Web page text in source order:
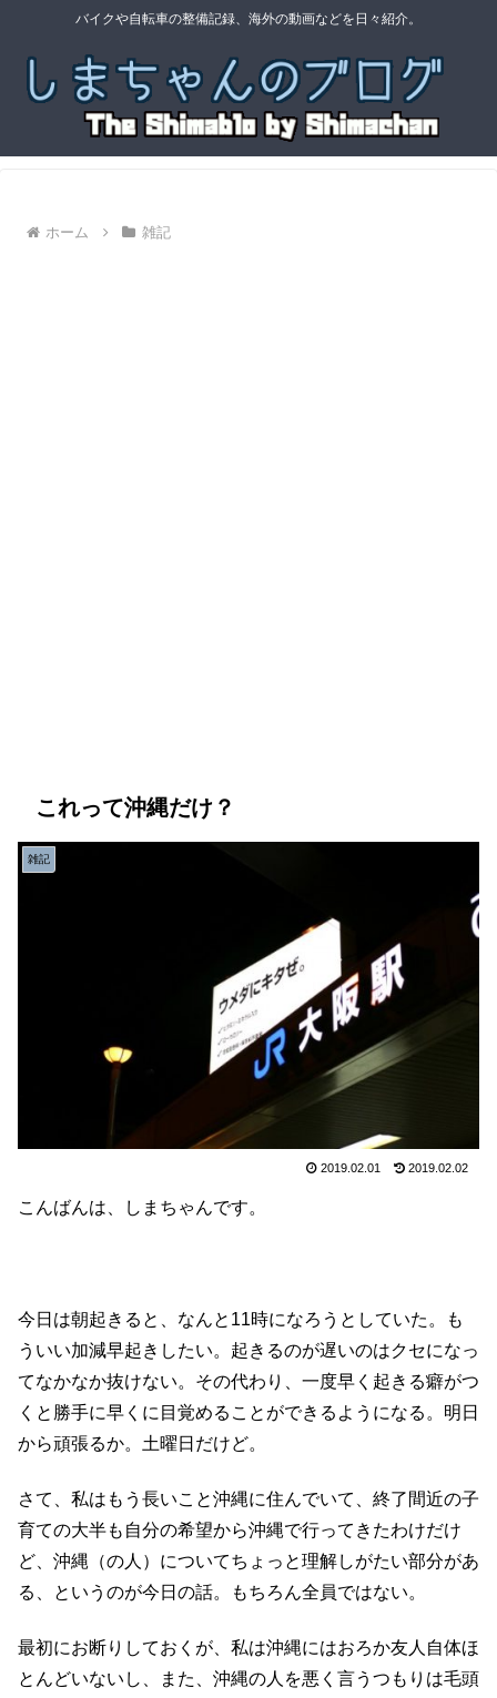
バイクや自転車の整備記録、海外の動画などを日々紹介。
ホーム 雑記
これって沖縄だけ？
雑記
2019.02.01 2019.02.02
こんばんは、しまちゃんです。
今日は朝起きると、なんと11時になろうとしていた。も
ういい加減早起きしたい。起きるのが遅いのはクセになっ
てなかなか抜けない。その代わり、一度早く起きる癖がつ
くと勝手に早くに目覚めることができるようになる。明日
から頑張るか。土曜日だけど。
さて、私はもう長いこと沖縄に住んでいて、終了間近の子
育ての大半も自分の希望から沖縄で行ってきたわけだけ
ど、沖縄（の人）についてちょっと理解しがたい部分があ
る、というのが今日の話。もちろん全員ではない。
最初にお断りしておくが、私は沖縄にはおろか友人自体ほ
とんどいないし、また、沖縄の人を悪く言うつもりは毛頭